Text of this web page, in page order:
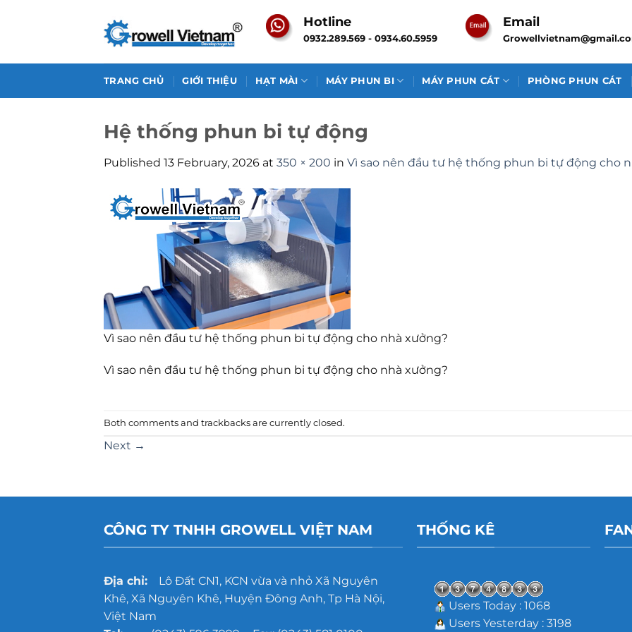
Hotline
0932.289.569 - 0934.60.5959
Email
TRANG CHỦ GIỚI THIỆU HẠT MÀI MÁY PHUN BI MÁY PHUN CÁT PHÒNG PHUN CÁT
Hệ thống phun bi tự động
Published 13 February, 2026 at 350 × 200 in Vì sao nên đầu tư hệ thống phun bi tự động cho
Vì sao nên đầu tư hệ thống phun bi tự động cho nhà xưởng?
Vì sao nên đầu tư hệ thống phun bi tự động cho nhà xưởng?
Both comments and trackbacks are currently closed.
Next →
CÔNG TY TNHH GROWELL VIỆT NAM
Địa chỉ:Lô Đất CN1, KCN vừa và nhỏ Xã Nguyên
Khê, Xã Nguyên Khê, Huyện Đông Anh, Tp Hà Nội,
Việt Nam
THỐNG KÊ
Users Today : 1068
Users Yesterday : 3198